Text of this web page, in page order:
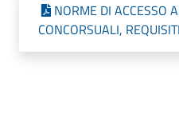
NORME DI ACCESSO
CONCORSUALI,